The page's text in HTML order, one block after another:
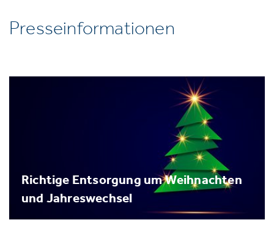
Presseinformationen
Richtige Entsorgung um Weihnachten
und Jahreswechsel